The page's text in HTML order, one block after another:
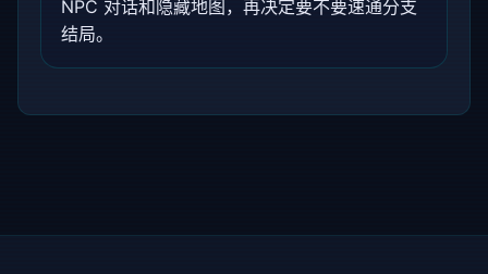
NPC 对话和隐藏地图，再决定要不要速通分支
结局。